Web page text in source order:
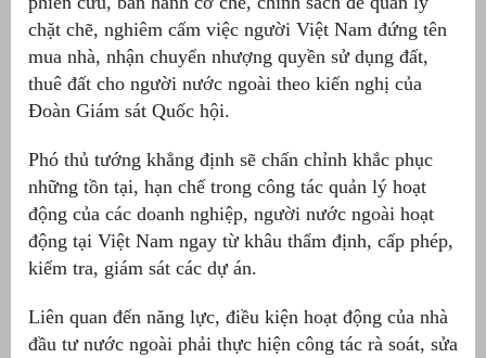
chặt chẽ, nghiêm cấm việc người Việt Nam đứng tên
mua nhà, nhận chuyển nhượng quyền sử dụng đất,
thuê đất cho người nước ngoài theo kiến nghị của
Đoàn Giám sát Quốc hội.
Phó thủ tướng khẳng định sẽ chấn chỉnh khắc phục
những tồn tại, hạn chế trong công tác quản lý hoạt
động của các doanh nghiệp, người nước ngoài hoạt
động tại Việt Nam ngay từ khâu thẩm định, cấp phép,
kiểm tra, giám sát các dự án.
Liên quan đến năng lực, điều kiện hoạt động của nhà
đầu tư nước ngoài phải thực hiện công tác rà soát, sửa